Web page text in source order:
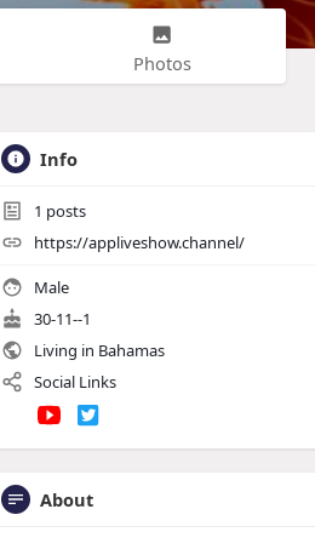
Photos
Info
1 posts
https://appliveshow.channel/
Male
30-11--1
Living in Bahamas
Social Links
About